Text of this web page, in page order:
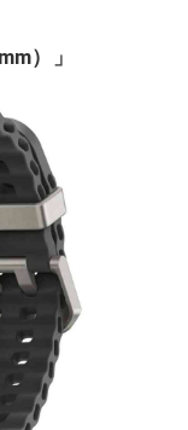
）」